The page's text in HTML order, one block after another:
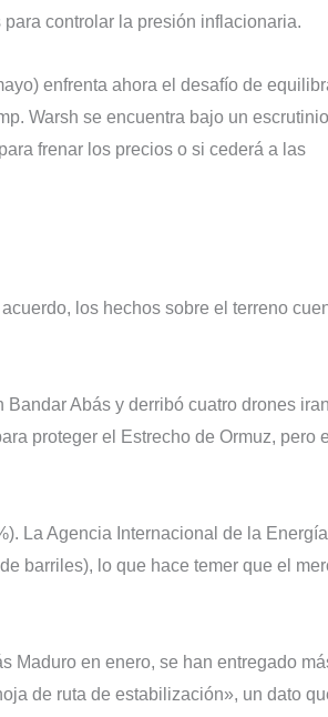
controlar la presión inflacionaria.
enfrenta ahora el desafío de
Warsh se encuentra bajo un
frenar los precios o si cederá a las
los hechos sobre el terreno
Bandar Abás y derribó cuatro drones
proteger el Estrecho de Ormuz, pero
La Agencia Internacional de la
barriles), lo que hace temer que el
Maduro en enero, se han entregado
de ruta de estabilización», un dato